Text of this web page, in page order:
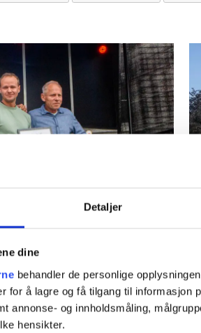
Detaljer
dine
behandler de personlige
for å lagre og få tilgang til informasjon
annonse- og innholdsmåling,
hensikter.
PLUS
og VM-vinner